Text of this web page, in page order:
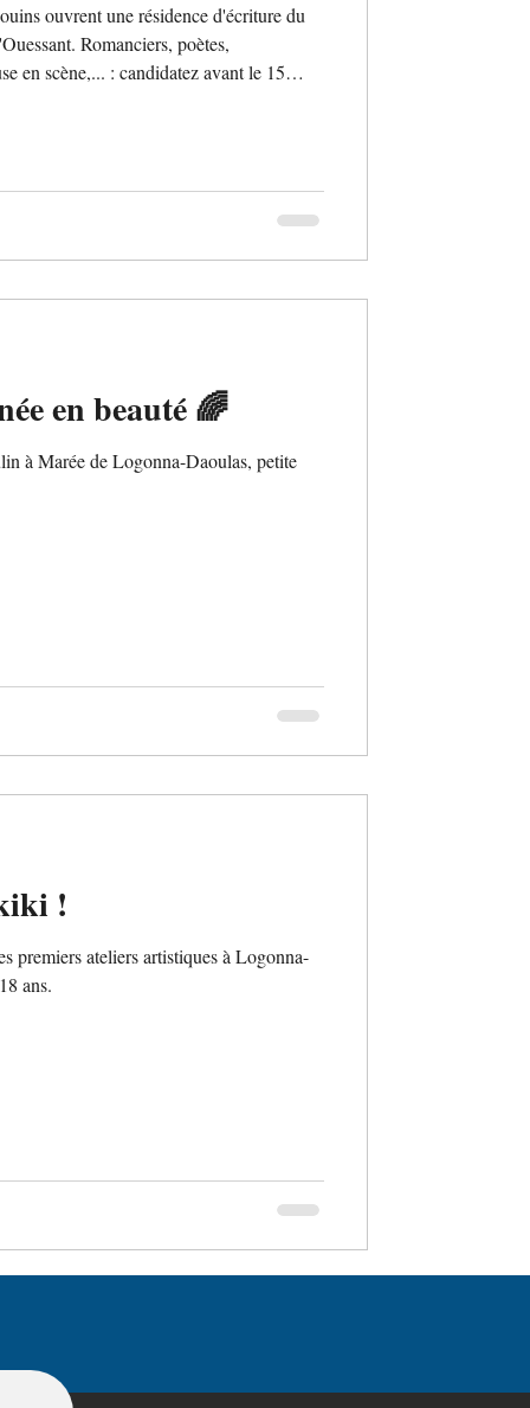
ouvrent une résidence d'écriture du
Romanciers, poètes,
en scène,... : candidatez avant le 15
en beauté 🌈
à Marée de Logonna-Daoulas, petite
!
premiers ateliers artistiques à Logonna-
ans.